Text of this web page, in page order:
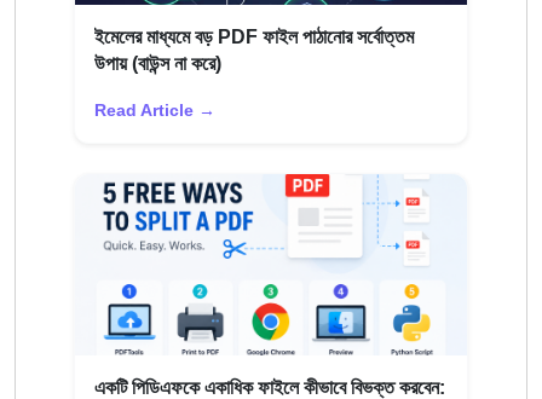
ইমেলের মাধ্যমে বড় PDF ফাইল পাঠানোর সর্বোত্তম
উপায় (বাউন্স না করে)
Read Article →
একটি পিডিএফকে একাধিক ফাইলে কীভাবে বিভক্ত করবেন: